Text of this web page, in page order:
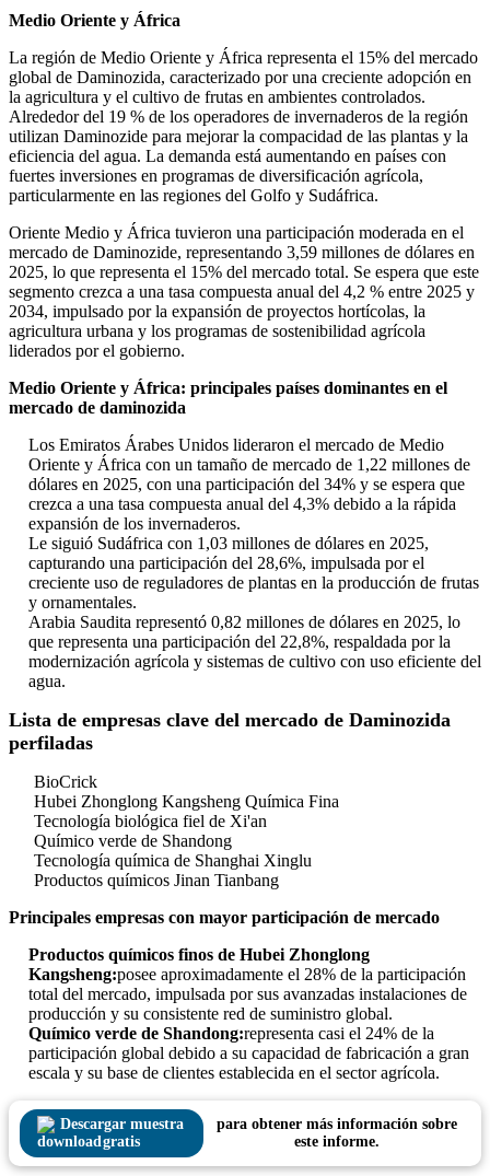
Medio Oriente y África
La región de Medio Oriente y África representa el 15% del mercado
global de Daminozida, caracterizado por una creciente adopción en
la agricultura y el cultivo de frutas en ambientes controlados.
Alrededor del 19 % de los operadores de invernaderos de la región
utilizan Daminozide para mejorar la compacidad de las plantas y la
eficiencia del agua. La demanda está aumentando en países con
fuertes inversiones en programas de diversificación agrícola,
particularmente en las regiones del Golfo y Sudáfrica.
Oriente Medio y África tuvieron una participación moderada en el
mercado de Daminozide, representando 3,59 millones de dólares en
2025, lo que representa el 15% del mercado total. Se espera que este
segmento crezca a una tasa compuesta anual del 4,2 % entre 2025 y
2034, impulsado por la expansión de proyectos hortícolas, la
agricultura urbana y los programas de sostenibilidad agrícola
liderados por el gobierno.
Medio Oriente y África: principales países dominantes en el
mercado de daminozida
Los Emiratos Árabes Unidos lideraron el mercado de Medio
Oriente y África con un tamaño de mercado de 1,22 millones de
dólares en 2025, con una participación del 34% y se espera que
crezca a una tasa compuesta anual del 4,3% debido a la rápida
expansión de los invernaderos.
Le siguió Sudáfrica con 1,03 millones de dólares en 2025,
capturando una participación del 28,6%, impulsada por el
creciente uso de reguladores de plantas en la producción de frutas
y ornamentales.
Arabia Saudita representó 0,82 millones de dólares en 2025, lo
que representa una participación del 22,8%, respaldada por la
modernización agrícola y sistemas de cultivo con uso eficiente del
agua.
Lista de empresas clave del mercado de Daminozida
perfiladas
BioCrick
Hubei Zhonglong Kangsheng Química Fina
Tecnología biológica fiel de Xi'an
Químico verde de Shandong
Tecnología química de Shanghai Xinglu
Productos químicos Jinan Tianbang
Principales empresas con mayor participación de mercado
Productos químicos finos de Hubei Zhonglong
Kangsheng:posee aproximadamente el 28% de la participación
total del mercado, impulsada por sus avanzadas instalaciones de
producción y su consistente red de suministro global.
Químico verde de Shandong:representa casi el 24% de la
participación global debido a su capacidad de fabricación a gran
escala y su base de clientes establecida en el sector agrícola.
Descargar muestra
gratis
para obtener más información sobre
este informe.